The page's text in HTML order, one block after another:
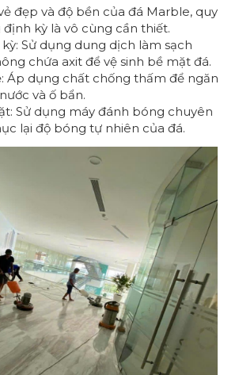
đẹp và độ bền của đá Marble, quy
kỳ là vô cùng cần thiết.
Sử dụng dung dịch làm sạch
chứa axit để vệ sinh bề mặt đá.
Áp dụng chất chống thấm để ngăn
và ố bẩn.
Sử dụng máy đánh bóng chuyên
lại độ bóng tự nhiên của đá.